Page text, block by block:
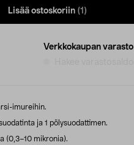
Lisää ostoskoriin (1)
Verkkokaupan varasto
imureihin.
ja 1 pölysuodattimen.
(0,3–10 mikronia).